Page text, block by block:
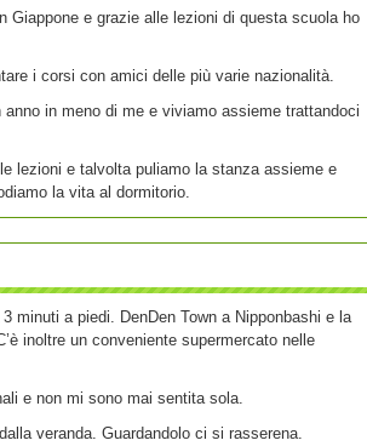
Giappone e grazie alle lezioni di questa scuola ho
i corsi con amici delle più varie nazionalità.
in meno di me e viviamo assieme trattandoci
lezioni e talvolta puliamo la stanza assieme e
la vita al dormitorio.
minuti a piedi. DenDen Town a Nipponbashi e la
inoltre un conveniente supermercato nelle
e non mi sono mai sentita sola.
veranda. Guardandolo ci si rasserena.